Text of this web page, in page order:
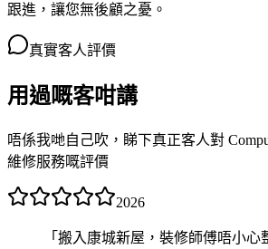
跟進，讓您無後顧之憂。
真實客人評價
用過嘅客咁講
唔係我哋自己吹，睇下真正客人對
維修服務嘅評價
2026
「 搬入康城新屋，裝修師傅唔小心